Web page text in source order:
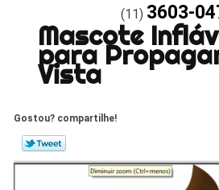
(11) 3603-
Mascote
para
Vista
Gostou? compartilhe!